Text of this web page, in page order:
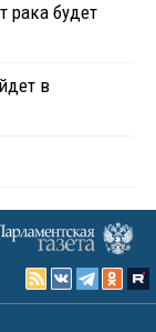
рака будет
в